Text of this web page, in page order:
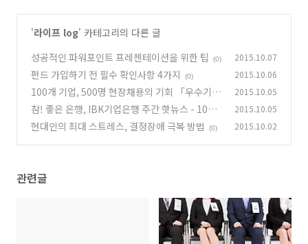
'라이프 log' 카테고리의 다른 글
성공적인 파워포인트 프레젠테이션을 위한 팁
(0) 2015.10.07
펀드 가입하기 전 필수 확인사항 4가지 (0) 2015.10.06
100개 기업, 500명 현장채용의 기회 「우수기업
채용박람회」
(0)
2015.10.05
참! 좋은 은행, IBK기업은행 주간 핫뉴스 - 10월
1주 (0)
2015.10.05
현대인의 최대 스트레스, 결정장애 극복 방법 (0) 2015.10.02
관련글